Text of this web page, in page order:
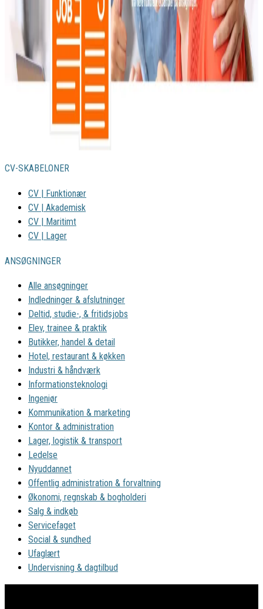
CV-SKABELONER
CV | Funktionær
CV | Akademisk
CV | Maritimt
CV | Lager
ANSØGNINGER
Alle ansøgninger
Indledninger & afslutninger
Deltid, studie-, & fritidsjobs
Elev, trainee & praktik
Butikker, handel & detail
Hotel, restaurant & køkken
Industri & håndværk
Informationsteknologi
Ingeniør
Kommunikation & marketing
Kontor & administration
Lager, logistik & transport
Ledelse
Nyuddannet
Offentlig administration & forvaltning
Økonomi, regnskab & bogholderi
Salg & indkøb
Servicefaget
Social & sundhed
Ufaglært
Undervisning & dagtilbud